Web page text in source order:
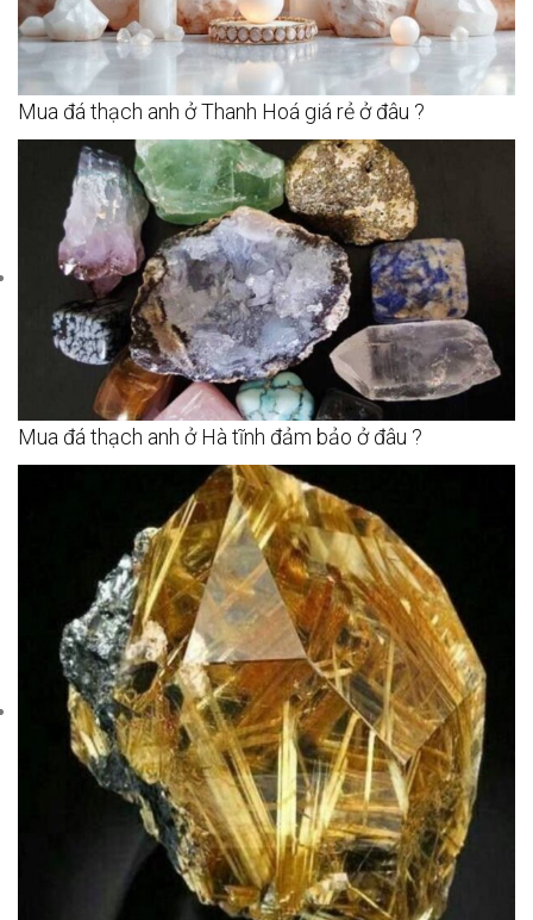
Mua đá thạch anh ở Thanh Hoá giá rẻ ở đâu ?
Mua đá thạch anh ở Hà tĩnh đảm bảo ở đâu ?